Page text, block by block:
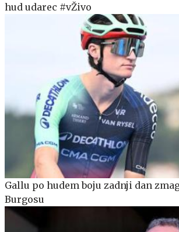
hud udarec #vŽivo
Gallu po hudem boju zadnji dan
Burgosu